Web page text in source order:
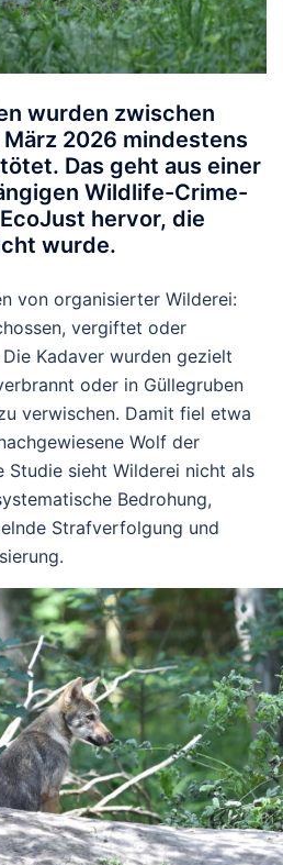
wurden zwischen
2026 mindestens
. Das geht aus einer
Wildlife-Crime-
hervor, die
wurde.
von organisierter Wilderei:
vergiftet oder
Kadaver wurden gezielt
oder in Güllegruben
verwischen. Damit fiel etwa
Wolf der
Studie sieht Wilderei nicht als
Bedrohung,
Strafverfolgung und